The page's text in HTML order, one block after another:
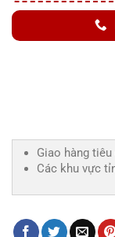
Giao hàng
Các khu vực